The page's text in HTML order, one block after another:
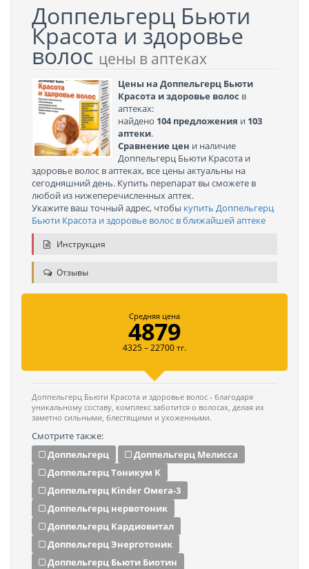
Доппельгерц Бьюти
Красота и здоровье
волос цены в аптеках
Цены на Доппельгерц Бьюти
Красота и здоровье волос в
аптеках:
найдено 104 предложения и 103
аптеки.
Сравнение цен и наличие
Доппельгерц Бьюти Красота и
здоровье волос в аптеках, все цены актуальны на
сегодняшний день. Купить перепарат вы сможете в
любой из нижеперечисленных аптек.
Укажите ваш точный адрес, чтобы купить Доппельгерц
Бьюти Красота и здоровье волос в ближайшей аптеке
Инструкция
Отзывы
Средняя цена
4879
4325 – 22700 тг.
Доппельгерц Бьюти Красота и здоровье волос - благодаря
уникальному составу, комплекс заботится о волосах, делая их
заметно сильными, блестящими и ухоженными.
Смотрите также:
Доппельгерц
Доппельгерц Мелисса
Доппельгерц Тоникум К
Доппельгерц Kinder Омега-3
Доппельгерц нервотоник
Доппельгерц Кардиовитал
Доппельгерц Энерготоник
Доппельгерц Бьюти Биотин